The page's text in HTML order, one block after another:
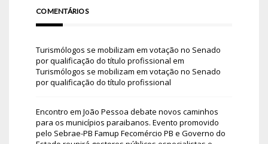
COMENTÁRIOS
Turismólogos se mobilizam em votação no Senado
por qualificação do título profissional em
Turismólogos se mobilizam em votação no Senado
por qualificação do título profissional
Encontro em João Pessoa debate novos caminhos
para os municípios paraibanos. Evento promovido
pelo Sebrae-PB Famup Fecomércio PB e Governo do